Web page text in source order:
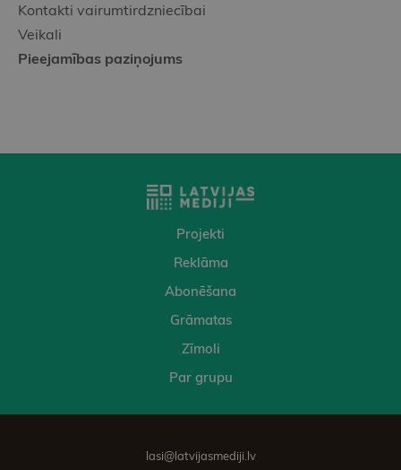
Kontakti vairumtirdzniecībai
Veikali
Pieejamības paziņojums
Projekti
Reklāma
Abonēšana
Grāmatas
Zīmoli
Par grupu
lasi@latvijasmediji.lv